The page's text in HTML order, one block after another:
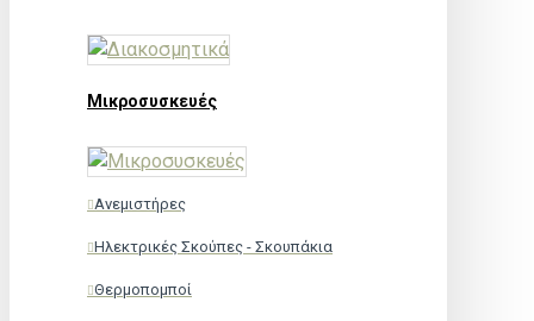
Μικροσυσκευές
Ανεμιστήρες
Ηλεκτρικές Σκούπες - Σκουπάκια
Θερμοπομποί